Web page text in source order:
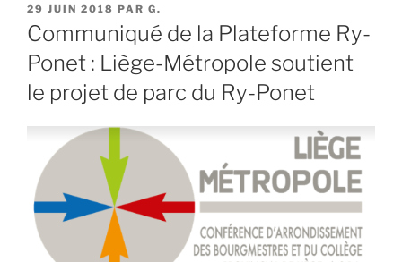
PUBLIÉ
LE
29 JUIN 2018 PAR G.
Communiqué de la Plateforme Ry-
Ponet : Liège-Métropole soutient
le projet de parc du Ry-Ponet